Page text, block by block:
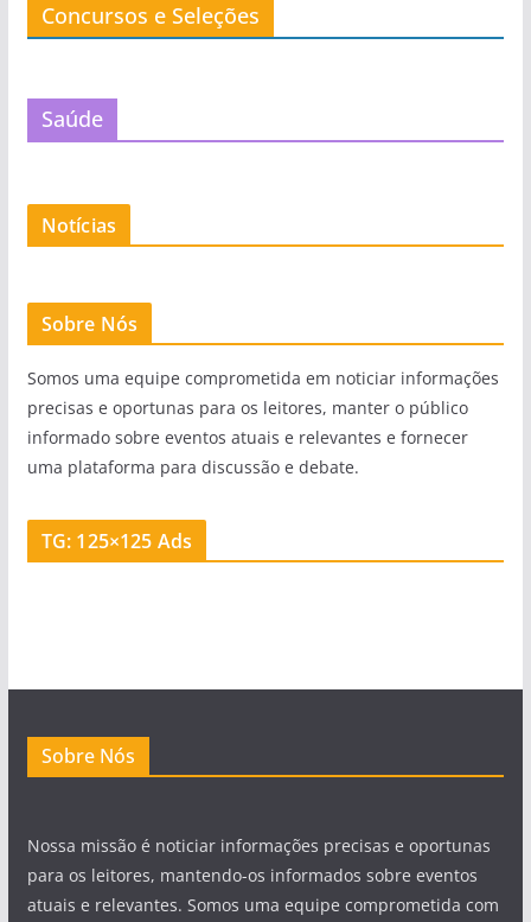
Concursos e Seleções
Saúde
Notícias
Sobre Nós
Somos uma equipe comprometida em noticiar informações
precisas e oportunas para os leitores, manter o público
informado sobre eventos atuais e relevantes e fornecer
uma plataforma para discussão e debate.
TG: 125×125 Ads
Sobre Nós
Nossa missão é noticiar informações precisas e oportunas
para os leitores, mantendo-os informados sobre eventos
atuais e relevantes. Somos uma equipe comprometida com